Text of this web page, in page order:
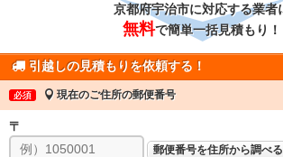
京都府宇治市に対応する業者
無料で簡単一括見積もり！
引越しの見積もりを依頼する！
必須 現在のご住所の郵便番号
〒
郵便番号を住所から調べる